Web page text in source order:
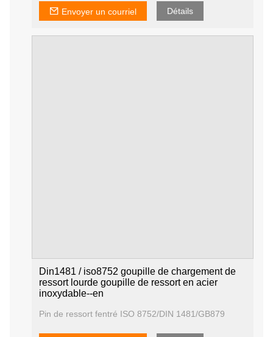
Envoyer un courriel Détails
Din1481 / iso8752 goupille de chargement de
ressort lourde goupille de ressort en acier
inoxydable--en
Pin de ressort fentré ISO 8752/DIN 1481/GB879